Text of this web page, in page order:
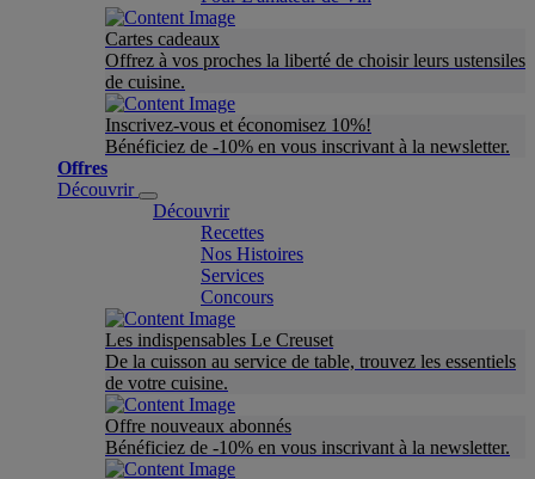
Cartes cadeaux
Offrez à vos proches la liberté de choisir leurs ustensiles
de cuisine.
Inscrivez-vous et économisez 10%!
Bénéficiez de -10% en vous inscrivant à la newsletter.
Offres
Découvrir
Découvrir
Recettes
Nos Histoires
Services
Concours
Les indispensables Le Creuset
De la cuisson au service de table, trouvez les essentiels
de votre cuisine.
Offre nouveaux abonnés
Bénéficiez de -10% en vous inscrivant à la newsletter.